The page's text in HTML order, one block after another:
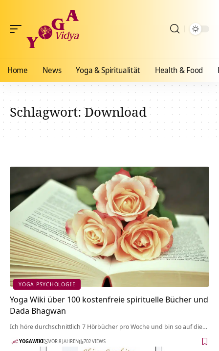
Home News Yoga & Spiritualität Health & Food
Schlagwort:Download
YOGA PSYCHOLOGIE
Yoga Wiki über 100 kostenfreie spirituelle Bücher und
Dada Bhagwan
Ich höre durchschnittlich 7 Hörbücher pro Woche und bin so auf die…
YOGAWIKI VOR 8 JAHREN 702 VIEWS